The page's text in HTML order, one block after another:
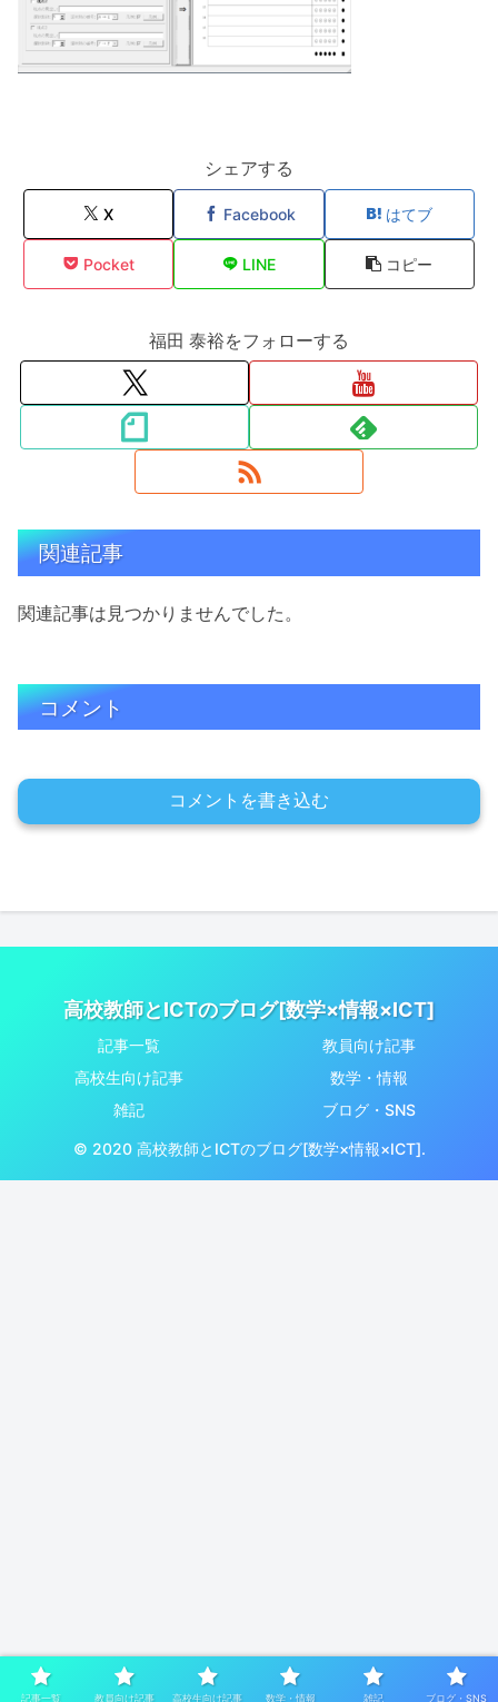
シェアする
X Facebook はてブ
Pocket LINE コピー
福田 泰裕をフォローする
関連記事
関連記事は見つかりませんでした。
コメント
コメントを書き込む
高校教師とICTのブログ[数学×情報×ICT]
記事一覧
教員向け記事
高校生向け記事
数学・情報
雑記
ブログ・SNS
© 2020 高校教師とICTのブログ[数学×情報×ICT].
記事一覧 教員向け記事 高校生向け記事 数学・情報 雑記 ブログ・SNS